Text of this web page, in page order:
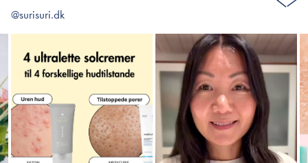
@surisuri.dk